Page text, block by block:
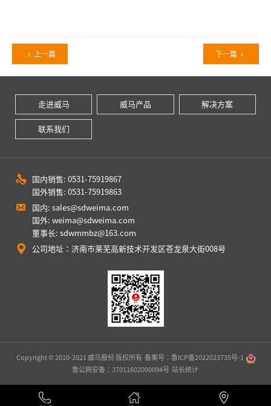
上一篇 下一篇
走进威马 威马产品 解决方案
联系我们
国内销售: 0531-75919867
国外销售: 0531-75919863
国内: sales@sdweima.com
国外: weima@sdweima.com
董事长: sdwmmbz@163.com
公司地址：济南市莱芜高新技术开发区苍龙泉大街008号
Copyright © 2010-2021 威马股份 版权所有 备案号：鲁ICP备2022023735号-1
鲁公网安备：37011602000094号 站长统计